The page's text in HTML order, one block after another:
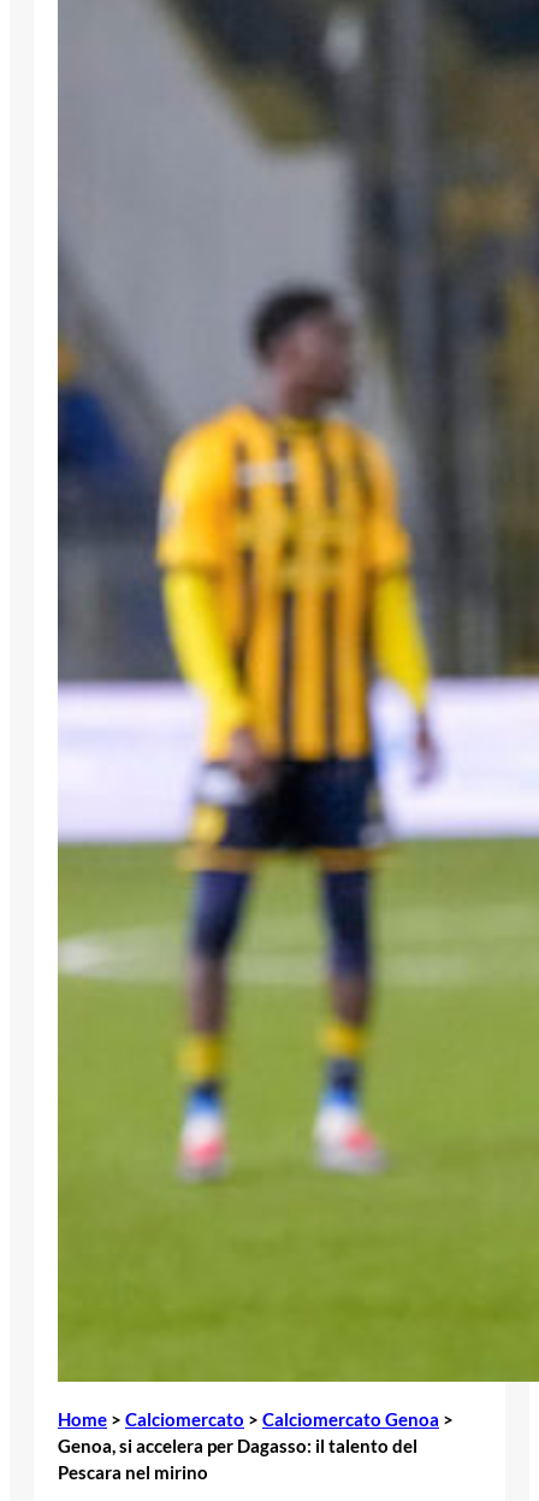
Home > Calciomercato > Calciomercato Genoa >
Genoa, si accelera per Dagasso: il talento del
Pescara nel mirino